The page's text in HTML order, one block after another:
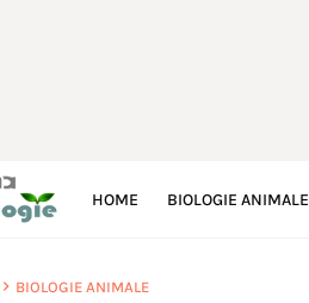
HOME BIOLOGIE ANIMALE
BIOLOGIE ANIMALE